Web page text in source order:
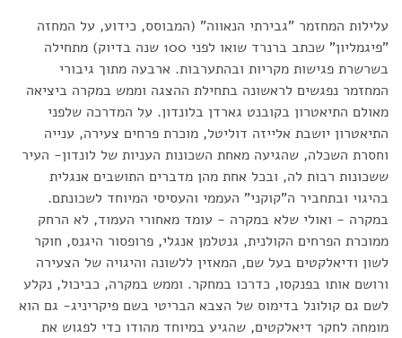
עלילות המחזמר "גבירתי הנאווה" (המבוסס, כידוע, על המחזה
"פיגמליון" שכתב ברנרד שואו לפני 100 שנה בדיוק) מתחילה
בשרשרת פגישות מקריות ובהתערבות. ארבעה מתוך גיבורי
המחזמר נפגשים לראשונה בתחילת ההצגה וממש במקרה ביציאה
מאולם התיאטרון בקובנט גארדן בלונדון. על המדרכה שלפני
התיאטרון יושבת אלייזה דוליטל, מוכרת פרחים צעירה, ענייה
וחסרת השכלה, שהגיעה מאחת השכונות העניות של לונדון- העיר
ששכונות רבות לה, ובכל אחת מהן מדברים התושבים אנגלית
בהיגוי ובתחביר ה"קוקני" העממי והעסיסי המיוחד לשכונתם.
במקרה - ואולי שלא במקרה - עומד מאחורי העמוד, לא הרחק
ממוכרת הפרחים הקולנית, גנטלמן אנגלי, פרופסור היגנס, חוקר
לשון ודיאלקטים בעל שם, המאזין ללשונה והיגויה של הצעירה
ורושם אותו בפנקסו, כדרכו במחקר. וממש במקרה, כביכול, נקלע
לשם גם קולונל בדימוס של הצבא הבריטי בשם פיקריניג- גם הוא
מומחה לחקר דיאלקטים, שהגיע במיוחד מהודו כדי לפגוש את